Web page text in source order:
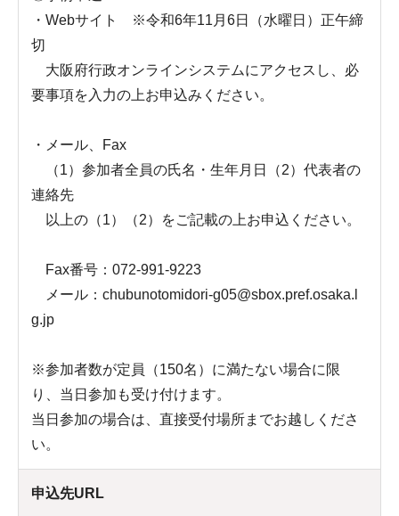
・Webサイト ※令和6年11月6日（水曜日）正午締
切
大阪府行政オンラインシステムにアクセスし、必
要事項を入力の上お申込みください。
・メール、Fax
（1）参加者全員の氏名・生年月日（2）代表者の
連絡先
以上の（1）（2）をご記載の上お申込ください。
Fax番号：072-991-9223
メール：chubunotomidori-g05@sbox.pref.osaka.l
g.jp
※参加者数が定員（150名）に満たない場合に限
り、当日参加も受け付けます。
当日参加の場合は、直接受付場所までお越しくださ
い。
申込先URL